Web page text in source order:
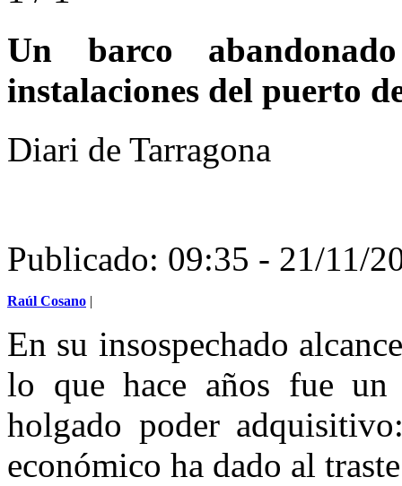
Un barco
instalaciones del puerto
Diari de Tarragona
Publicado: 09:35 -
Raúl Cosano |
En su insospechado
lo que hace años fue
holgado poder
económico ha dado al